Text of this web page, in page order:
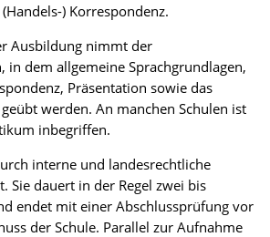
) Korrespondenz.
Ausbildung nimmt der
in dem allgemeine Sprachgrundlagen,
Präsentation sowie das
werden. An manchen Schulen ist
inbegriffen.
interne und landesrechtliche
Sie dauert in der Regel zwei bis
endet mit einer Abschlussprüfung vor
der Schule. Parallel zur Aufnahme